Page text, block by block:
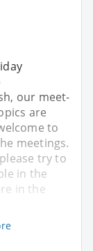
our meet-
are
to
meetings.
try to
in the
in the